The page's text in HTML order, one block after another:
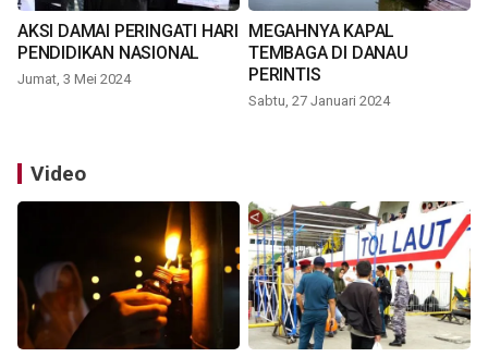
AKSI DAMAI PERINGATI HARI
PENDIDIKAN NASIONAL
Jumat, 3 Mei 2024
MEGAHNYA KAPAL
TEMBAGA DI DANAU
PERINTIS
Sabtu, 27 Januari 2024
Video